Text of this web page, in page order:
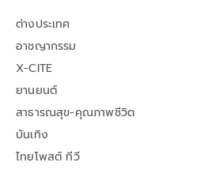
ต่างประเทศ
อาชญากรรม
X-CITE
ยานยนต์
สาธารณสุข-คุณภาพชีวิต
บันเทิง
ไทยโพสต์ ทีวี